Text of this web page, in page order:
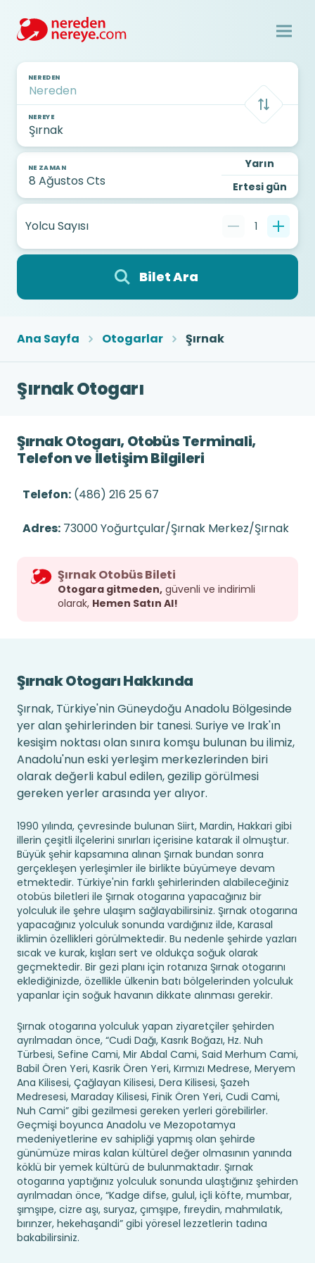
NEREDEN
NEREYE
NE ZAMAN
Yarın
Ertesi gün
Yolcu Sayısı 1
Bilet Ara
Ana Sayfa Otogarlar Şırnak
Şırnak Otogarı
Şırnak Otogarı, Otobüs Terminali,
Telefon ve İletişim Bilgileri
Telefon: (486) 216 25 67
Adres: 73000 Yoğurtçular/Şırnak Merkez/Şırnak
Şırnak Otobüs Bileti
Otogara gitmeden, güvenli ve indirimli
olarak, Hemen Satın Al!
Şırnak Otogarı Hakkında
Şırnak, Türkiye'nin Güneydoğu Anadolu Bölgesinde
yer alan şehirlerinden bir tanesi. Suriye ve Irak'ın
kesişim noktası olan sınıra komşu bulunan bu ilimiz,
Anadolu'nun eski yerleşim merkezlerinden biri
olarak değerli kabul edilen, gezilip görülmesi
gereken yerler arasında yer alıyor.
1990 yılında, çevresinde bulunan Siirt, Mardin, Hakkari gibi
illerin çeşitli ilçelerini sınırları içerisine katarak il olmuştur.
Büyük şehir kapsamına alınan Şırnak bundan sonra
gerçekleşen yerleşimler ile birlikte büyümeye devam
etmektedir. Türkiye'nin farklı şehirlerinden alabileceğiniz
otobüs biletleri ile Şırnak otogarına yapacağınız bir
yolculuk ile şehre ulaşım sağlayabilirsiniz. Şırnak otogarına
yapacağınız yolculuk sonunda vardığınız ilde, Karasal
iklimin özellikleri görülmektedir. Bu nedenle şehirde yazları
sıcak ve kurak, kışları sert ve oldukça soğuk olarak
geçmektedir. Bir gezi planı için rotanıza Şırnak otogarını
eklediğinizde, özellikle ülkenin batı bölgelerinden yolculuk
yapanlar için soğuk havanın dikkate alınması gerekir.
Şırnak otogarına yolculuk yapan ziyaretçiler şehirden
ayrılmadan önce, “Cudi Dağı, Kasrık Boğazı, Hz. Nuh
Türbesi, Sefine Cami, Mir Abdal Cami, Said Merhum Cami,
Babil Ören Yeri, Kasrik Ören Yeri, Kırmızı Medrese, Meryem
Ana Kilisesi, Çağlayan Kilisesi, Dera Kilisesi, Şazeh
Medresesi, Maraday Kilisesi, Finik Ören Yeri, Cudi Cami,
Nuh Cami” gibi gezilmesi gereken yerleri görebilirler.
Geçmişi boyunca Anadolu ve Mezopotamya
medeniyetlerine ev sahipliği yapmış olan şehirde
günümüze miras kalan kültürel değer olmasının yanında
köklü bir yemek kültürü de bulunmaktadır. Şırnak
otogarına yaptığınız yolculuk sonunda ulaştığınız şehirden
ayrılmadan önce, “Kadge difse, gulul, içli köfte, mumbar,
şımşıpe, cizre aşı, suryaz, çımşıpe, fıreydin, mahmılatık,
bırınzer, hekehaşandi” gibi yöresel lezzetlerin tadına
bakabilirsiniz.